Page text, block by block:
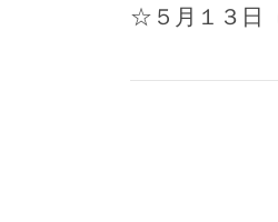
☆５月１３日